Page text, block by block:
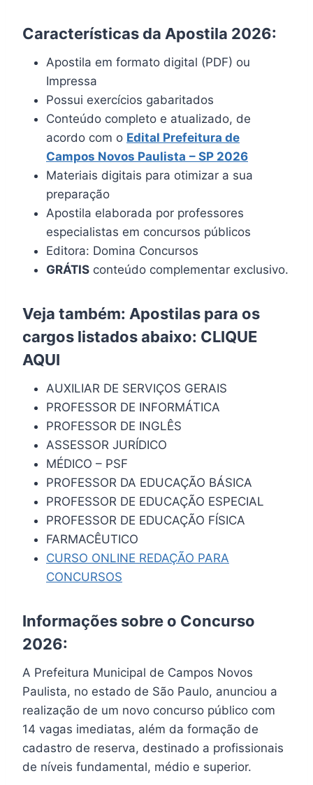
Características da Apostila 2026:
Apostila em formato digital (PDF) ou
Impressa
Possui exercícios gabaritados
Conteúdo completo e atualizado, de
acordo com o Edital Prefeitura de
Campos Novos Paulista – SP 2026
Materiais digitais para otimizar a sua
preparação
Apostila elaborada por professores
especialistas em concursos públicos
Editora: Domina Concursos
GRÁTIS conteúdo complementar exclusivo.
Veja também: Apostilas para os
cargos listados abaixo: CLIQUE
AQUI
AUXILIAR DE SERVIÇOS GERAIS
PROFESSOR DE INFORMÁTICA
PROFESSOR DE INGLÊS
ASSESSOR JURÍDICO
MÉDICO – PSF
PROFESSOR DA EDUCAÇÃO BÁSICA
PROFESSOR DE EDUCAÇÃO ESPECIAL
PROFESSOR DE EDUCAÇÃO FÍSICA
FARMACÊUTICO
CURSO ONLINE REDAÇÃO PARA
CONCURSOS
Informações sobre o Concurso
2026:
A Prefeitura Municipal de Campos Novos
Paulista, no estado de São Paulo, anunciou a
realização de um novo concurso público com
14 vagas imediatas, além da formação de
cadastro de reserva, destinado a profissionais
de níveis fundamental, médio e superior.